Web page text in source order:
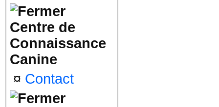
Centre de
Connaissance
Canine
¤ Contact